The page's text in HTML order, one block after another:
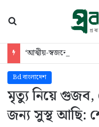
Bd বাংলাদেশ
মৃত্যু নিয়ে গুজব,
জন্য সুস্থ আছি: